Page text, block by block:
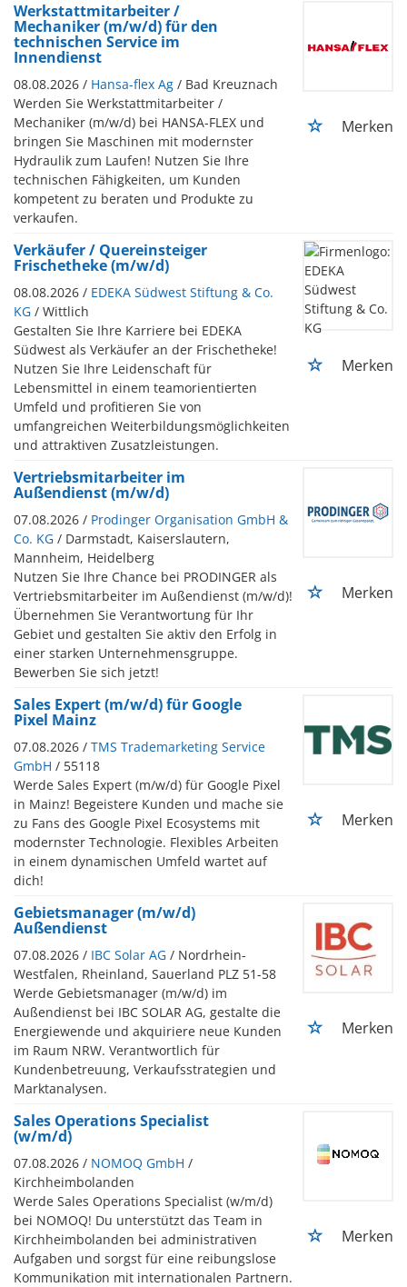
Werkstattmitarbeiter /
Mechaniker (m/w/d) für den
technischen Service im
Innendienst
08.08.2026 / Hansa-flex Ag / Bad Kreuznach
Werden Sie Werkstattmitarbeiter /
Mechaniker (m/w/d) bei HANSA-FLEX und
bringen Sie Maschinen mit modernster
Hydraulik zum Laufen! Nutzen Sie Ihre
technischen Fähigkeiten, um Kunden
kompetent zu beraten und Produkte zu
verkaufen.
Merken
Verkäufer / Quereinsteiger
Frischetheke (m/w/d)
08.08.2026 / EDEKA Südwest Stiftung & Co.
KG / Wittlich
Gestalten Sie Ihre Karriere bei EDEKA
Südwest als Verkäufer an der Frischetheke!
Nutzen Sie Ihre Leidenschaft für
Lebensmittel in einem teamorientierten
Umfeld und profitieren Sie von
umfangreichen Weiterbildungsmöglichkeiten
und attraktiven Zusatzleistungen.
Merken
Vertriebsmitarbeiter im
Außendienst (m/w/d)
07.08.2026 / Prodinger Organisation GmbH &
Co. KG / Darmstadt, Kaiserslautern,
Mannheim, Heidelberg
Nutzen Sie Ihre Chance bei PRODINGER als
Vertriebsmitarbeiter im Außendienst (m/w/d)!
Übernehmen Sie Verantwortung für Ihr
Gebiet und gestalten Sie aktiv den Erfolg in
einer starken Unternehmensgruppe.
Bewerben Sie sich jetzt!
Merken
Sales Expert (m/w/d) für Google
Pixel Mainz
07.08.2026 / TMS Trademarketing Service
GmbH / 55118
Werde Sales Expert (m/w/d) für Google Pixel
in Mainz! Begeistere Kunden und mache sie
zu Fans des Google Pixel Ecosystems mit
modernster Technologie. Flexibles Arbeiten
in einem dynamischen Umfeld wartet auf
dich!
Merken
Gebietsmanager (m/w/d)
Außendienst
07.08.2026 / IBC Solar AG / Nordrhein-
Westfalen, Rheinland, Sauerland PLZ 51-58
Werde Gebietsmanager (m/w/d) im
Außendienst bei IBC SOLAR AG, gestalte die
Energiewende und akquiriere neue Kunden
im Raum NRW. Verantwortlich für
Kundenbetreuung, Verkaufsstrategien und
Marktanalysen.
Merken
Sales Operations Specialist
(w/m/d)
07.08.2026 / NOMOQ GmbH /
Kirchheimbolanden
Werde Sales Operations Specialist (w/m/d)
bei NOMOQ! Du unterstützt das Team in
Kirchheimbolanden bei administrativen
Aufgaben und sorgst für eine reibungslose
Kommunikation mit internationalen Partnern.
Merken